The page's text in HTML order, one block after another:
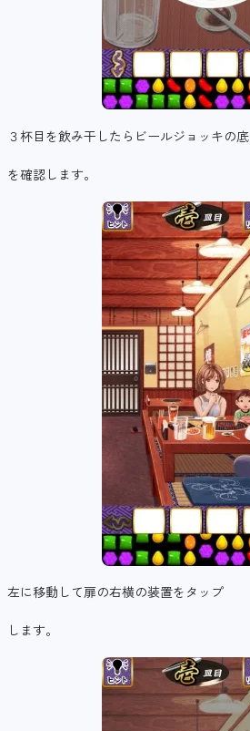
３杯目を飲み干したらビールジョッキの底
を確認します。
左に移動して扉の右横の装置をタップ
します。